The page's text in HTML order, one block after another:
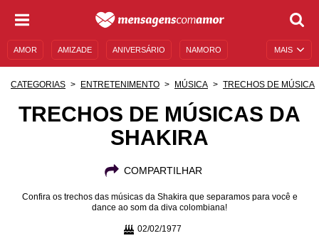
MAIS
AMOR AMIZADE ANIVERSÁRIO NAMORO
DESCULPAS
MENSAGENS DE ANIVERSÁRIO
CATEGORIAS ENTRETENIMENTO MÚSICA TRECHOS DE MÚSICA
TRECHOS DE MÚSICAS DA
SHAKIRA
COMPARTILHAR
Confira os trechos das músicas da Shakira que separamos para você e
dance ao som da diva colombiana!
02/02/1977